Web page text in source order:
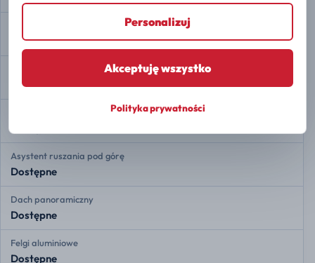
Dostępne
Automatyczne parkowanie
Dostępne
Asystent ruszania pod górę
Dostępne
Dach panoramiczny
Dostępne
Felgi aluminiowe
Dostępne
Personalizuj
Akceptuję wszystko
Polityka prywatności